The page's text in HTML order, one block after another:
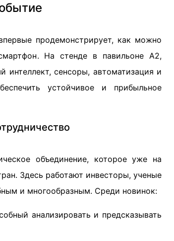
продемонстрирует, как можно
На стенде в павильоне А2,
интеллект, сенсоры, автоматизация и
устойчивое и прибыльное
объединение, которое уже на
Здесь работают инвесторы, ученые
и многообразным. Среди новинок:
анализировать и предсказывать